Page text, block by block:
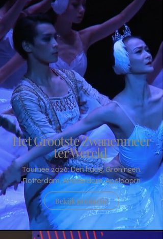
Het Grootste Zwanenmeer
ter Wereld
Tournee 2026: Den haag, Groningen,
Rotterdam, Amsterdam, Apeldoorn
Bekijk productie